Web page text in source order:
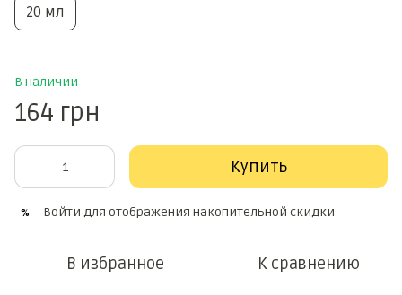
20 мл
В наличии
164 грн
Купить
% Войти для отображения накопительной скидки
В избранное К сравнению